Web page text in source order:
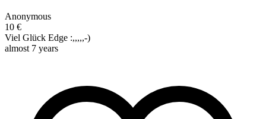
Anonymous
10 €
Viel Glück Edge :,,,,,-)
almost 7 years